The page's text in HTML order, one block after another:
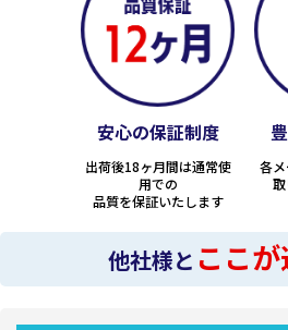
安心の保証制度
出荷後18ヶ月間は通常使
用での
品質を保証いたします
各
他社様と ここが